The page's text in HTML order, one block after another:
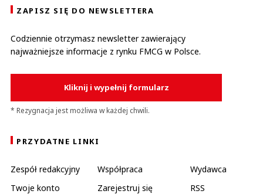
ZAPISZ SIĘ DO NEWSLETTERA
Codziennie otrzymasz newsletter zawierający
najważniejsze informacje z rynku FMCG w Polsce.
Kliknij i wypełnij formularz
* Rezygnacja jest możliwa w każdej chwili.
PRZYDATNE LINKI
Zespół redakcyjny Współpraca
Wydawca
Twoje konto
Zarejestruj się
RSS